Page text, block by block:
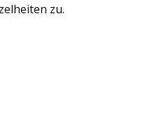
zu.